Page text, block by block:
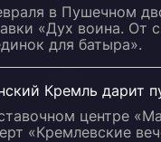
в Пушечном
«Дух воина. От
для батыра».
Кремль дарит
центре
«Кремлевские